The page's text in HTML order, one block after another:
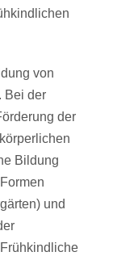
von
Bei der
der
Bildung
und